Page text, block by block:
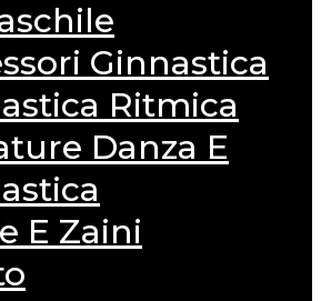
Ginnastica
Ritmica
Danza E
E Zaini